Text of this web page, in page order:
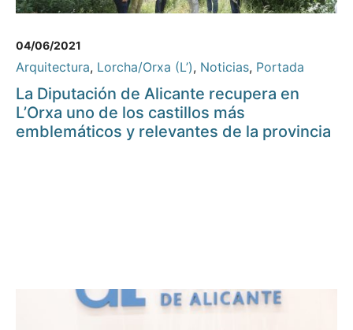
04/06/2021
Arquitectura, Lorcha/Orxa (L’), Noticias, Portada
La Diputación de Alicante recupera en
L’Orxa uno de los castillos más
emblemáticos y relevantes de la provincia